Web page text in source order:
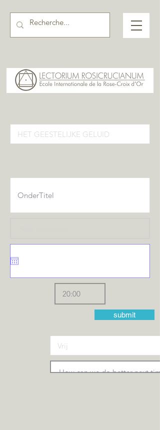
Activiteiten pagina input
submit